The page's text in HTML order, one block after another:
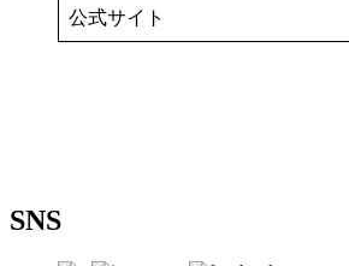
公式サイト
SNS